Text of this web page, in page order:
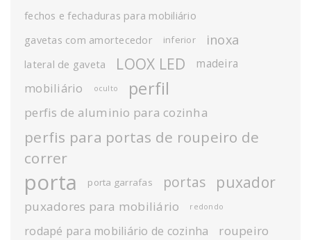
fechos e fechaduras para mobiliário
gavetas com amortecedor
inferior inoxa
lateral de gaveta LOOX LED madeira
mobiliário oculto perfil
perfis de aluminio para cozinha
perfis para portas de roupeiro de
correr
porta porta garrafas portas puxador
puxadores para mobiliário redondo
rodapé para mobiliário de cozinha roupeiro